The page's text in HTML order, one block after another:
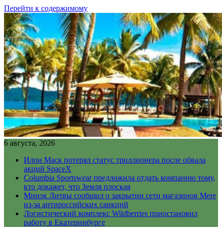
Перейти к содержимому
6 августа, 2026
Илон Маск потерял статус триллионера после обвала
акций SpaceX
Columbia Sportswear предложила отдать компанию тому,
кто докажет, что Земля плоская
Минэк Литвы сообщил о закрытии сети магазинов Mere
из-за антироссийских санкций
Логистический комплекс Wildberries приостановил
работу в Екатеринбурге